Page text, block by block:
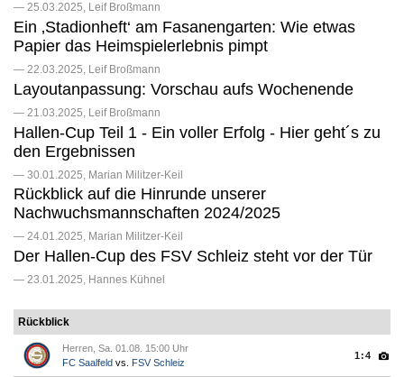
— 25.03.2025, Leif Broßmann
Ein ‚Stadionheft‘ am Fasanengarten: Wie etwas
Papier das Heimspielerlebnis pimpt
— 22.03.2025, Leif Broßmann
Layoutanpassung: Vorschau aufs Wochenende
— 21.03.2025, Leif Broßmann
Hallen-Cup Teil 1 - Ein voller Erfolg - Hier geht´s zu
den Ergebnissen
— 30.01.2025, Marian Militzer-Keil
Rückblick auf die Hinrunde unserer
Nachwuchsmannschaften 2024/2025
— 24.01.2025, Marian Militzer-Keil
Der Hallen-Cup des FSV Schleiz steht vor der Tür
— 23.01.2025, Hannes Kühnel
Rückblick
Herren, Sa. 01.08. 15:00 Uhr
FC Saalfeld vs. FSV Schleiz
1:4